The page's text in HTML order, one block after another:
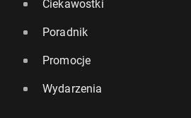
Ciekawostki
Poradnik
Promocje
Wydarzenia